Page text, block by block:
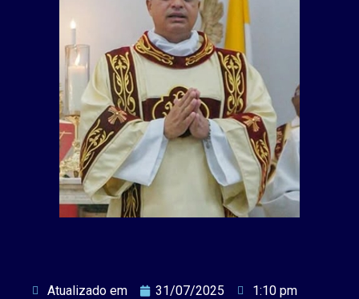
Atualizado em 31/07/2025 1:10 pm